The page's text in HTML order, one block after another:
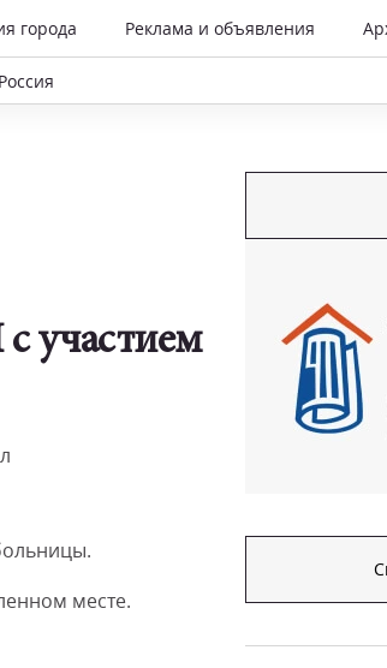
города Реклама и объявления
Россия
участием
месте.